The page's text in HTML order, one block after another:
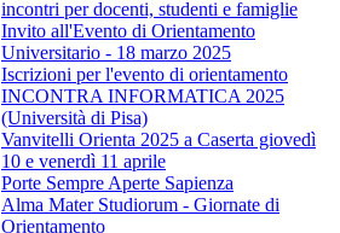
incontri per docenti, studenti e famiglie
Invito all'Evento di Orientamento
Universitario - 18 marzo 2025
Iscrizioni per l'evento di orientamento
INCONTRA INFORMATICA 2025
(Università di Pisa)
Vanvitelli Orienta 2025 a Caserta giovedì
10 e venerdì 11 aprile
Porte Sempre Aperte Sapienza
Alma Mater Studiorum - Giornate di
Orientamento